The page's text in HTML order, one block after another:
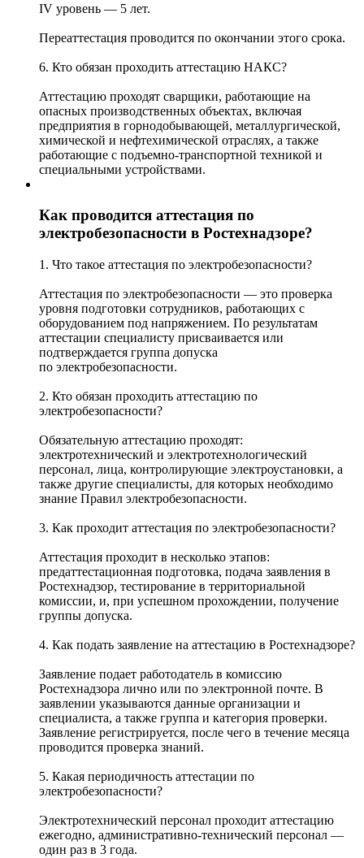
IV уровень — 5 лет.
Переаттестация проводится по окончании этого срока.
6. Кто обязан проходить аттестацию НАКС?
Аттестацию проходят сварщики, работающие на
опасных производственных объектах, включая
предприятия в горнодобывающей, металлургической,
химической и нефтехимической отраслях, а также
работающие с подъемно-транспортной техникой и
специальными устройствами.
Как проводится аттестация по
электробезопасности в Ростехнадзоре?
1. Что такое аттестация по электробезопасности?
Аттестация по электробезопасности — это проверка
уровня подготовки сотрудников, работающих с
оборудованием под напряжением. По результатам
аттестации специалисту присваивается или
подтверждается группа допуска
по электробезопасности.
2. Кто обязан проходить аттестацию по
электробезопасности?
Обязательную аттестацию проходят:
электротехнический и электротехнологический
персонал, лица, контролирующие электроустановки, а
также другие специалисты, для которых необходимо
знание Правил электробезопасности.
3. Как проходит аттестация по электробезопасности?
Аттестация проходит в несколько этапов:
предаттестационная подготовка, подача заявления в
Ростехнадзор, тестирование в территориальной
комиссии, и, при успешном прохождении, получение
группы допуска.
4. Как подать заявление на аттестацию в Ростехнадзоре?
Заявление подает работодатель в комиссию
Ростехнадзора лично или по электронной почте. В
заявлении указываются данные организации и
специалиста, а также группа и категория проверки.
Заявление регистрируется, после чего в течение месяца
проводится проверка знаний.
5. Какая периодичность аттестации по
электробезопасности?
Электротехнический персонал проходит аттестацию
ежегодно, административно-технический персонал —
один раз в 3 года.